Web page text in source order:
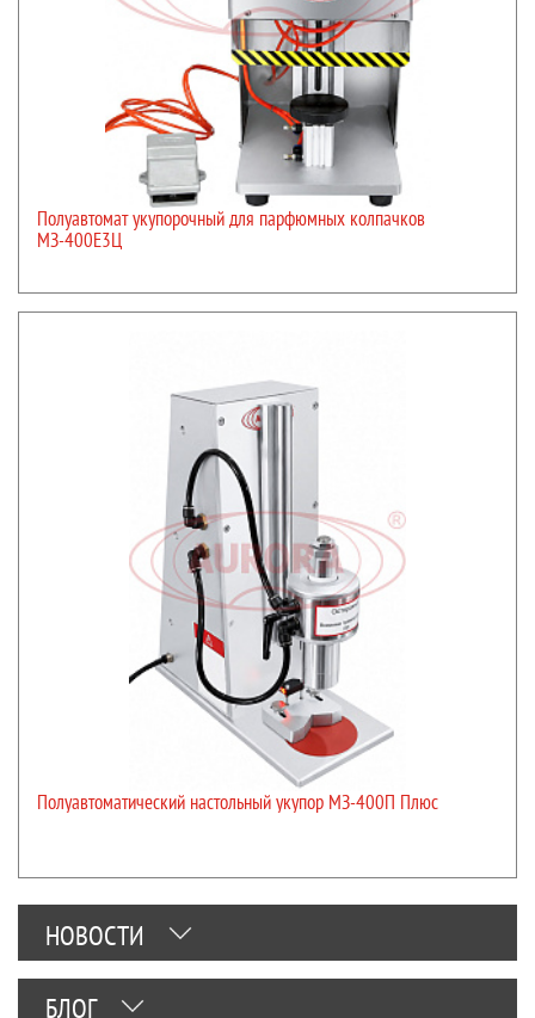
Полуавтомат укупорочный для парфюмных колпачков
МЗ-400Е3Ц
Полуавтоматический настольный укупор МЗ-400П Плюс
НОВОСТИ
БЛОГ